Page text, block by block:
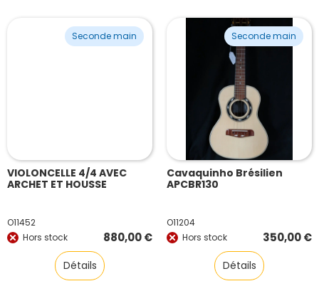
Seconde main
VIOLONCELLE 4/4 AVEC
ARCHET ET HOUSSE
O11452
Hors stock
880,00€
Détails
Seconde main
Cavaquinho Brésilien
APCBR130
O11204
Hors stock
350,00€
Détails